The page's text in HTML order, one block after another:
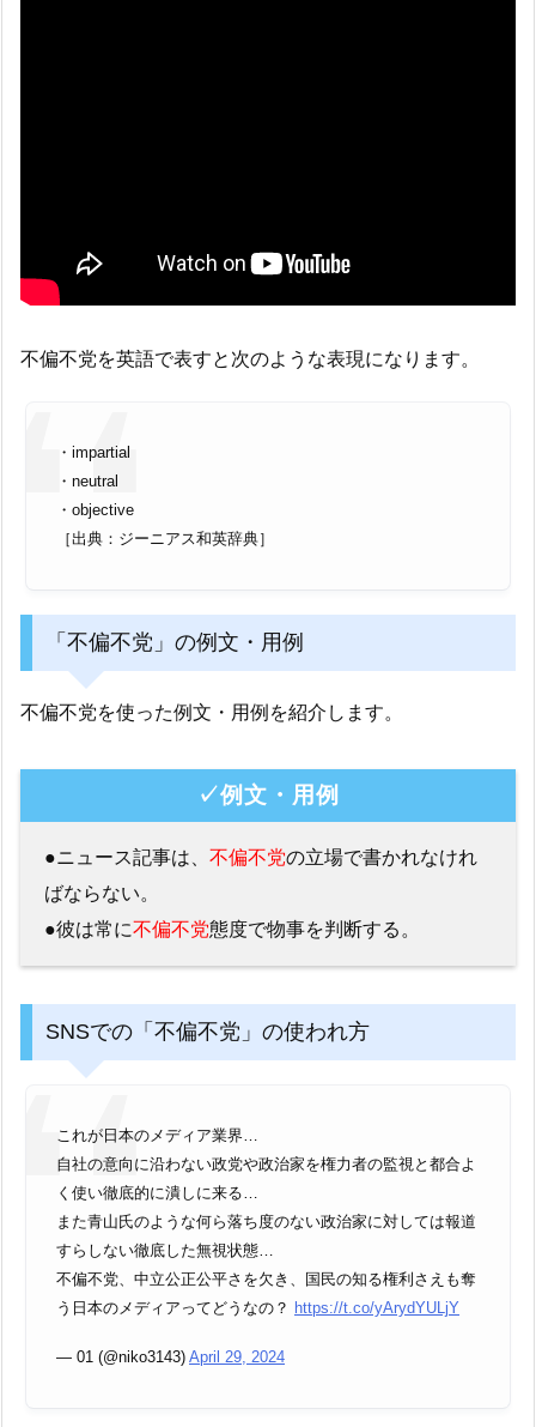
不偏不党を英語で表すと次のような表現になります。
・impartial
・neutral
・objective
［出典：ジーニアス和英辞典］
「不偏不党」の例文・用例
不偏不党を使った例文・用例を紹介します。
✓例文・用例
●ニュース記事は、 不偏不党の立場で書かれなけれ
ばならない。
●彼は常に不偏不党態度で物事を判断する。
SNSでの「不偏不党」の使われ方
これが日本のメディア業界…
自社の意向に沿わない政党や政治家を権力者の監視と都合よ
く使い徹底的に潰しに来る…
また青山氏のような何ら落ち度のない政治家に対しては報道
すらしない徹底した無視状態…
不偏不党、中立公正公平さを欠き、国民の知る権利さえも奪
う日本のメディアってどうなの？ https://t.co/yArydYULjY
— 01 (@niko3143) April 29, 2024